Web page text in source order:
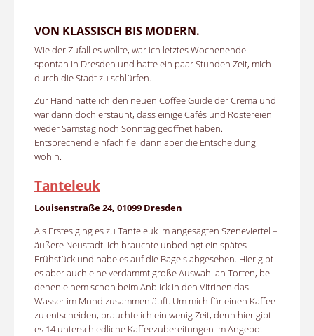
VON KLASSISCH BIS MODERN.
Wie der Zufall es wollte, war ich letztes Wochenende
spontan in Dresden und hatte ein paar Stunden Zeit, mich
durch die Stadt zu schlürfen.
Zur Hand hatte ich den neuen Coffee Guide der Crema und
war dann doch erstaunt, dass einige Cafés und Röstereien
weder Samstag noch Sonntag geöffnet haben.
Entsprechend einfach fiel dann aber die Entscheidung
wohin.
Tanteleuk
Louisenstraße 24, 01099 Dresden
Als Erstes ging es zu Tanteleuk im angesagten Szeneviertel –
äußere Neustadt. Ich brauchte unbedingt ein spätes
Frühstück und habe es auf die Bagels abgesehen. Hier gibt
es aber auch eine verdammt große Auswahl an Torten, bei
denen einem schon beim Anblick in den Vitrinen das
Wasser im Mund zusammenläuft. Um mich für einen Kaffee
zu entscheiden, brauchte ich ein wenig Zeit, denn hier gibt
es 14 unterschiedliche Kaffeezubereitungen im Angebot: